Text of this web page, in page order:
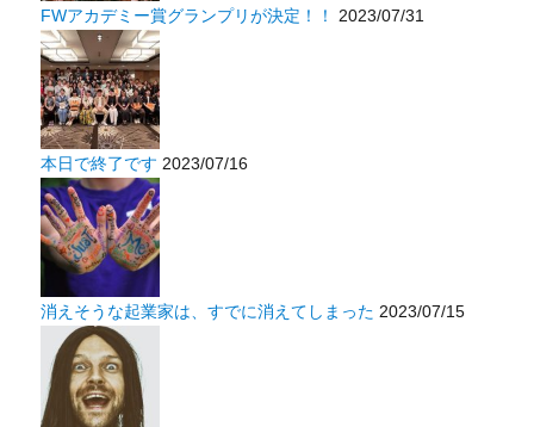
FWアカデミー賞グランプリが決定！！ 2023/07/31
本日で終了です 2023/07/16
消えそうな起業家は、すでに消えてしまった 2023/07/15